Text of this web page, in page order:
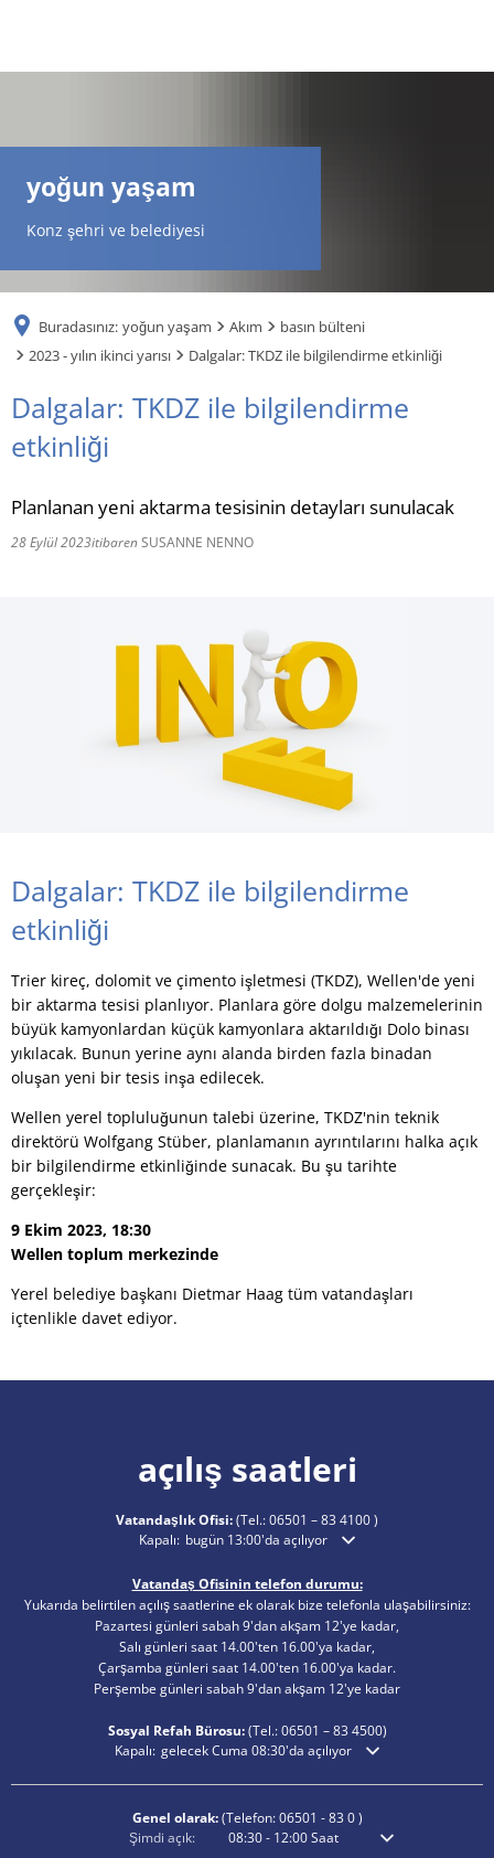
FR
TR
yoğun yaşam
Konz şehri ve belediyesi
Buradasınız: yoğun yaşam Akım
basın bülteni
2023 - yılın ikinci yarısı
Dalgalar: TKDZ ile bilgilendirme etkinliği
Dalgalar: TKDZ ile bilgilendirme
etkinliği
Planlanan yeni aktarma tesisinin detayları sunulacak
28 Eylül 2023itibarenSUSANNE NENNO
Dalgalar: TKDZ ile bilgilendirme
etkinliği
Trier kireç, dolomit ve çimento işletmesi (TKDZ), Wellen'de yeni
bir aktarma tesisi planlıyor. Planlara göre dolgu malzemelerinin
büyük kamyonlardan küçük kamyonlara aktarıldığı Dolo binası
yıkılacak. Bunun yerine aynı alanda birden fazla binadan
oluşan yeni bir tesis inşa edilecek.
Wellen yerel topluluğunun talebi üzerine, TKDZ'nin teknik
direktörü Wolfgang Stüber, planlamanın ayrıntılarını halka açık
bir bilgilendirme etkinliğinde sunacak. Bu şu tarihte
gerçekleşir:
9 Ekim 2023, 18:30
Wellen toplum merkezinde
Yerel belediye başkanı Dietmar Haag tüm vatandaşları
içtenlikle davet ediyor.
açılış saatleri
Vatandaşlık Ofisi:(Tel.:06501 – 83 4100)
Ek açılış veya kapanış saatlerini gizlemek için tıklayın
Kapalı: bugün 13:00'da açılıyor
Vatandaş Ofisinin telefon durumu:
Yukarıda belirtilen açılış saatlerine ek olarak bize telefonla ulaşabilirsiniz:
Pazartesi günleri sabah 9'dan akşam 12'ye kadar,
Salı günleri saat 14.00'ten 16.00'ya kadar,
Çarşamba günleri saat 14.00'ten 16.00'ya kadar.
Perşembe günleri sabah 9'dan akşam 12'ye kadar
Sosyal Refah Bürosu:(Tel.:06501 – 834500)
Ek açılış veya kapanış saatlerini gizlemek için tıklayın
Kapalı: gelecek Cuma 08:30'da açılıyor
Genel olarak:(Telefon:06501 - 83 0)
Ek açılış veya kapanış saatlerini gizlemek için tıklayın
Şimdi açık: 08:30-12:00Saat Sabah 8:30'dan